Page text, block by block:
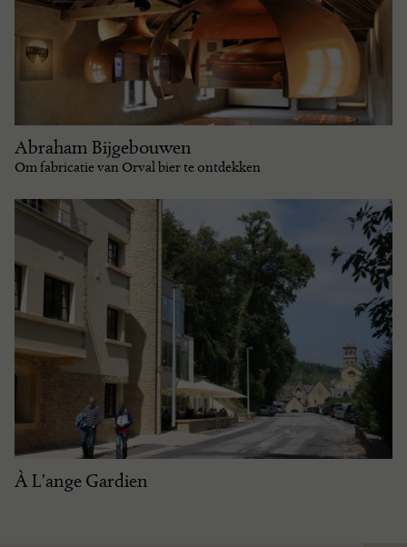
Abraham Bijgebouwen
Om fabricatie van Orval bier te ontdekken
À L’ange Gardien